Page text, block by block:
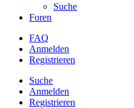
Suche
Foren
FAQ
Anmelden
Registrieren
Suche
Anmelden
Registrieren